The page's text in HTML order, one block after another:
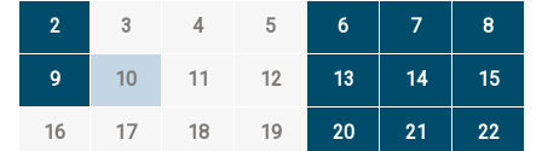
2 3 4 5 6 7 8
9 10 11 12 13 14 15
16 17 18 19 20 21 22